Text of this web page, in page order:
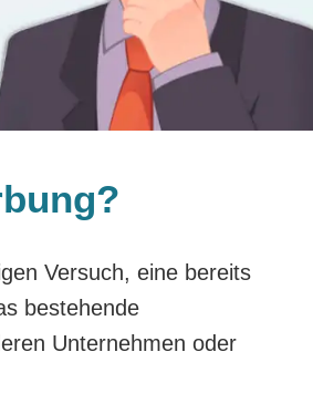
Versuch, eine bereits
bestehende
Unternehmen oder